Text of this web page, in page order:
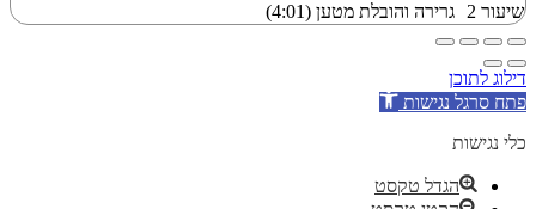
שיעור 2
גרירה והובלת מטען (4:01)
דילוג לתוכן
פתח סרגל נגישות
כלי נגישות
הגדל טקסט